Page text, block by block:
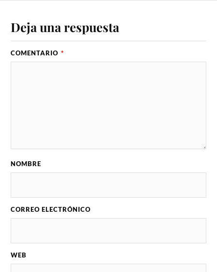
Deja una respuesta
COMENTARIO *
NOMBRE
CORREO ELECTRÓNICO
WEB